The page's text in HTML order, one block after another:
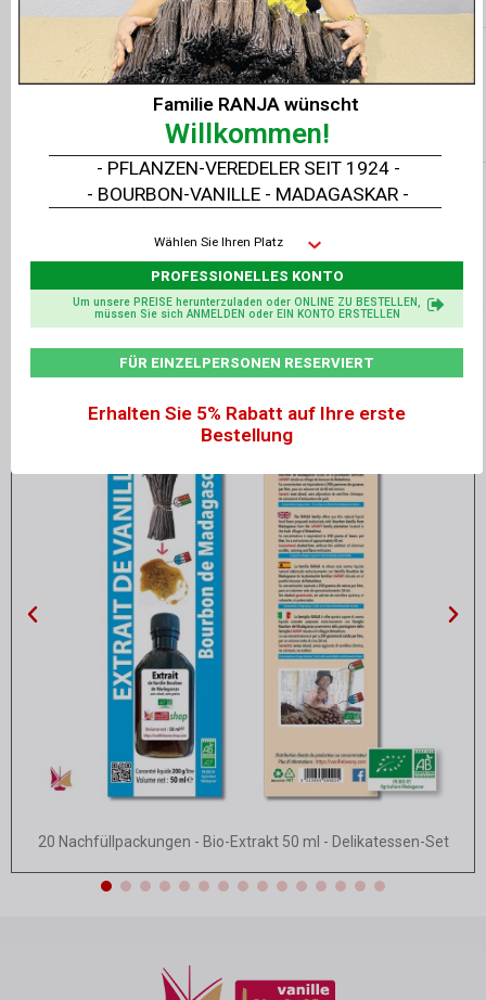
Hinweis:
Vor direkter Sonneneinstrahlung und
Wärmequellen schützen.
Preis ohne Steuern, zusätzlich
alle Produkte und + 20 % für den Transport.
Verwandte Produkte
Schnellansicht
20 Nachfüllpackungen - Bio-Extrakt 50 ml - Delikatessen-Set
Familie RANJA wünscht
Willkommen!
- BOURBON-VANILLE - MADAGASKAR -
- PFLANZEN-VEREDELER SEIT 1924 -
Wählen Sie Ihren Platz
PROFESSIONELLES KONTO
FÜR EINZELPERSONEN RESERVIERT
Um unsere PREISE herunterzuladen oder ONLINE ZU BESTELLEN,
müssen Sie sich ANMELDEN oder EIN KONTO ERSTELLEN
Erhalten Sie 5% Rabatt auf Ihre erste
Bestellung